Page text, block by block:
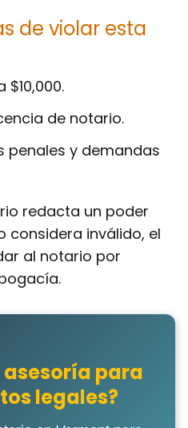
de violar esta
$10,000.
de notario.
penales y demandas
redacta un poder
considera inválido, el
al notario por
para
legales?